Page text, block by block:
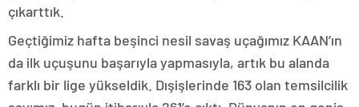
çıkarttık.
Geçtiğimiz hafta beşinci nesil savaş uçağımız KAAN’ın
da ilk uçuşunu başarıyla yapmasıyla, artık bu alanda
farklı bir lige yükseldik. Dışişlerinde 163 olan temsilcilik